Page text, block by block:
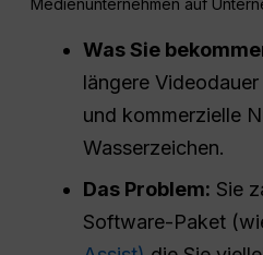
Medienunternehmen auf
Was Sie
längere
und kommerzielle
Wasserzeichen.
Das Problem: Sie
Software-Paket